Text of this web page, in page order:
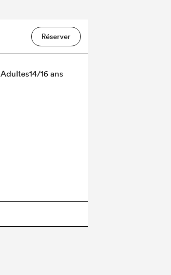
Réserver
Adultes14/16 ans